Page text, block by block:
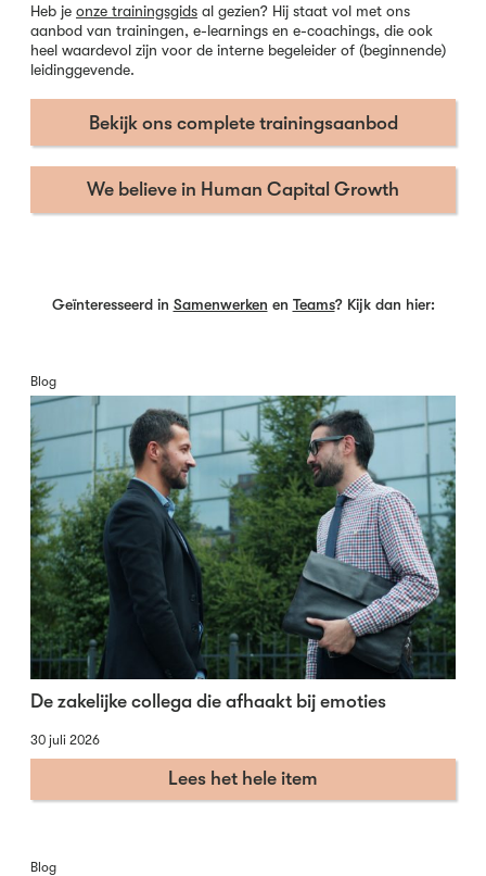
Heb je onze trainingsgids al gezien? Hij staat vol met ons
aanbod van trainingen, e-learnings en e-coachings, die ook
heel waardevol zijn voor de interne begeleider of (beginnende)
leidinggevende.
Bekijk ons complete trainingsaanbod
We believe in Human Capital Growth
Geïnteresseerd in Samenwerken en Teams? Kijk dan hier:
Blog
De zakelijke collega die afhaakt bij emoties
30 juli 2026
Lees het hele item
Blog